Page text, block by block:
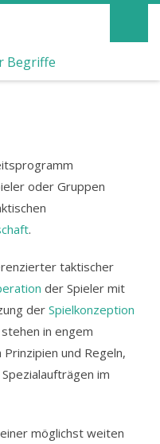
Begriffe
oder Gruppen
.
taktischer
der Spieler mit
derSpielkonzeption
in engem
und Regeln,
im
möglichst weiten